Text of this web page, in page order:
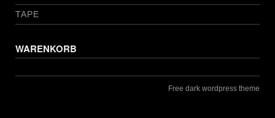
TAPE
WARENKORB
Free dark wordpress theme